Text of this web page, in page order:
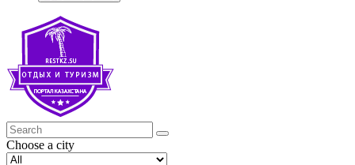
Choose a city